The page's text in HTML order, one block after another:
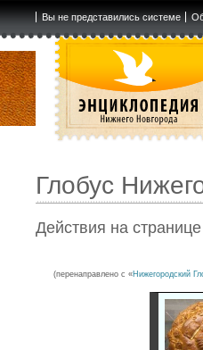
Вы не представились системе
Глобус
Действия на странице
(перенаправлено с «Нижегородский